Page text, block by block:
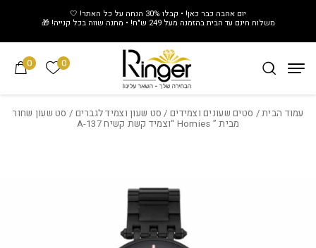
יום אהבה כבר כאן! • קבלו 30% הנחה על כל האתר! 🤍
משלוח חינם עד הבית בהזמנה מעל 249 ש"ח! • מתנה שווה בכל קנייה! 🎁
0 0 הרשימה
עמוד הבית/ סטים שעונים וצמידים / סט שעון וצמיד לגברים / סט שעון שחור
מבית ” Homies “וצמיד קשת קשיח A-137